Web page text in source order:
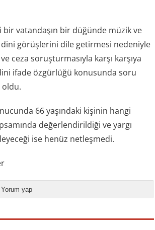
bir vatandaşın bir düğünde müzik ve
görüşlerini dile getirmesi nedeniyle
ceza soruşturmasıyla karşı karşıya
ifade özgürlüğü konusunda soru
66 yaşındaki kişinin hangi
değerlendirildiği ve yargı
ise henüz netleşmedi.
yap